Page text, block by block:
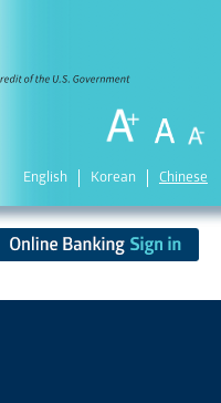
English Korean Chinese